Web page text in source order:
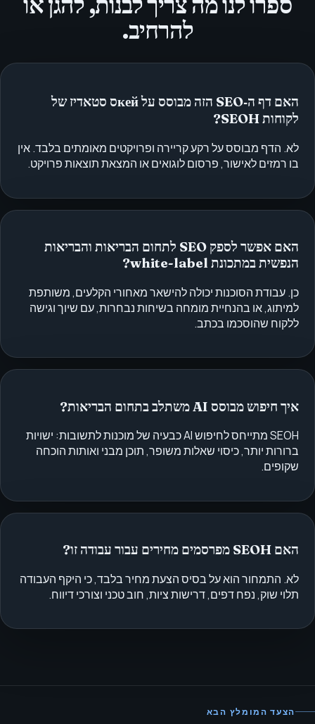
להרחיב.
האם דף ה‑SEO הזה מבוסס על кейס סטאדיז של
לקוחות SEOH?
לא. הדף מבוסס על רקע קריירה ופרויקטים מאומתים בלבד. אין
בו רמזים לאישור, פרסום לוגואים או המצאת תוצאות פרויקט.
האם אפשר לספק SEO לתחום הבריאות והבריאות
הנפשית במתכונת white-label?
כן. עבודת הסוכנות יכולה להישאר מאחורי הקלעים, משותפת
למיתוג, או בהנחיית מומחה בשיחות נבחרות, עם שיוך וגישה
ללקוח שהוסכמו בכתב.
איך חיפוש מבוסס AI משתלב בתחום הבריאות?
SEOH מתייחס לחיפוש AI כבעיה של מוכנות לתשובות: ישויות
ברורות יותר, כיסוי שאלות משופר, תוכן מבני ואותות הוכחה
שקופים.
האם SEOH מפרסמים מחירים עבור עבודה זו?
לא. התמחור הוא על בסיס הצעת מחיר בלבד, כי היקף העבודה
תלוי שוק, נפח דפים, דרישות ציות, חוב טכני וצורכי דיווח.
הצעד המומלץ הבא